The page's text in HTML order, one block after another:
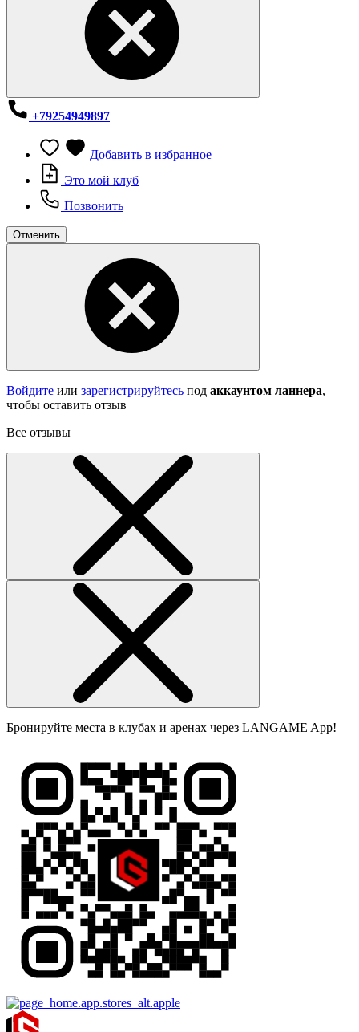
+79254949897
Добавить в избранное
Это мой клуб
Позвонить
Отменить
Войдите или зарегистрируйтесь под аккаунтом ланнера,
чтобы оставить отзыв
Все отзывы
Бронируйте места в клубах и аренах через LANGAME App!